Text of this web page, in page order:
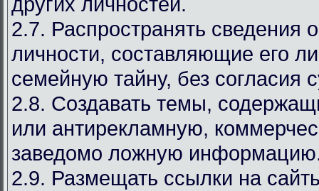
2.7. Распространять сведения
личности, составляющие его
семейную тайну, без согласия
2.8. Создавать темы,
или антирекламную,
заведомо ложную
2.9. Размещать ссылки на